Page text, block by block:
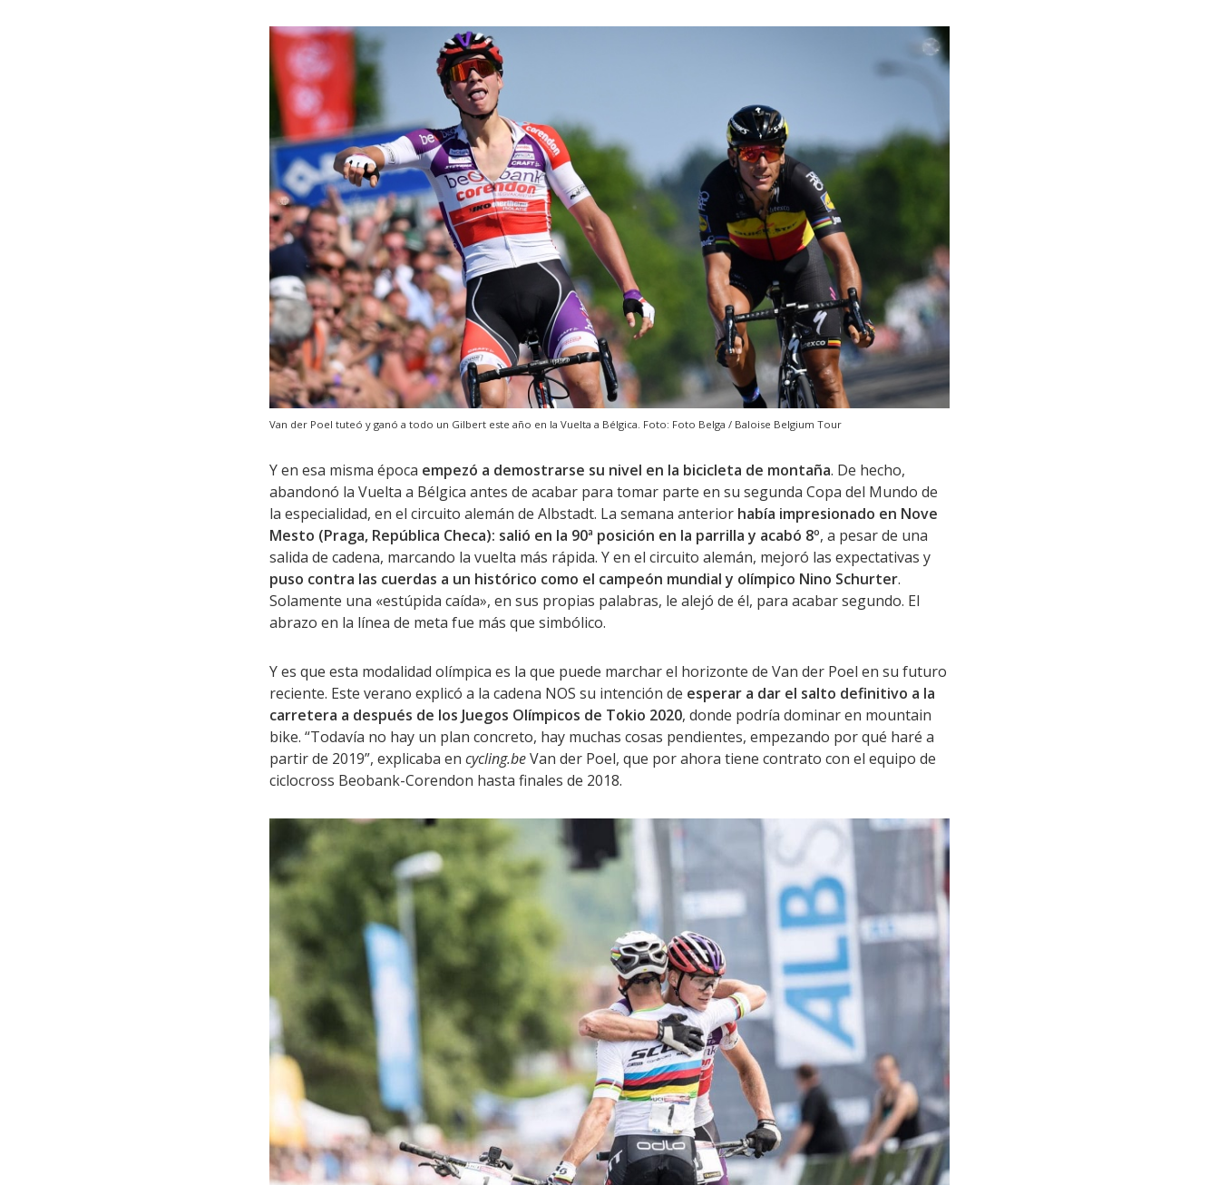
Van der Poel tuteó y ganó a todo un Gilbert este año en la Vuelta a Bélgica. Foto: Foto Belga / Baloise Belgium Tour
Y en esa misma época empezó a demostrarse su nivel en la bicicleta de montaña. De hecho,
abandonó la Vuelta a Bélgica antes de acabar para tomar parte en su segunda Copa del Mundo de
la especialidad, en el circuito alemán de Albstadt. La semana anterior había impresionado en Nove
Mesto (Praga, República Checa): salió en la 90ª posición en la parrilla y acabó 8º, a pesar de una
salida de cadena, marcando la vuelta más rápida. Y en el circuito alemán, mejoró las expectativas y
puso contra las cuerdas a un histórico como el campeón mundial y olímpico Nino Schurter.
Solamente una «estúpida caída», en sus propias palabras, le alejó de él, para acabar segundo. El
abrazo en la línea de meta fue más que simbólico.
Y es que esta modalidad olímpica es la que puede marchar el horizonte de Van der Poel en su futuro
reciente. Este verano explicó a la cadena NOS su intención de esperar a dar el salto definitivo a la
carretera a después de los Juegos Olímpicos de Tokio 2020, donde podría dominar en mountain
bike. “Todavía no hay un plan concreto, hay muchas cosas pendientes, empezando por qué haré a
partir de 2019”, explicaba en cycling.beVan der Poel, que por ahora tiene contrato con el equipo de
ciclocross Beobank-Corendon hasta finales de 2018.